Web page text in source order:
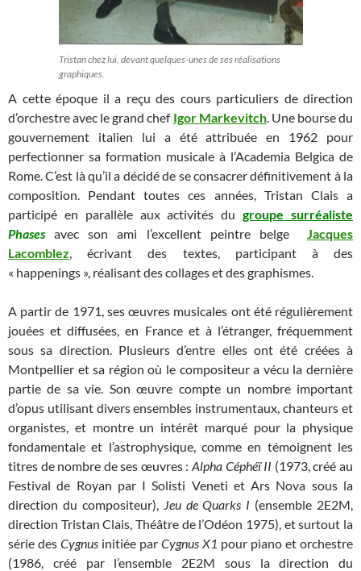
Tristan chez lui, devant quelques-unes de ses réalisations
graphiques.
A cette époque il a reçu des cours particuliers de direction
d’orchestre avec le grand chef Igor Markevitch. Une bourse du
gouvernement italien lui a été attribuée en 1962 pour
perfectionner sa formation musicale à l’Academia Belgica de
Rome. C’est là qu’il a décidé de se consacrer définitivement à la
composition. Pendant toutes ces années, Tristan Clais a
participé en parallèle aux activités dugroupe surréaliste
Phases avec son ami l’excellent peintre belge Jacques
Lacomblez, écrivant des textes, participant à des
« happenings », réalisant des collages et des graphismes.
A partir de 1971, ses œuvres musicales ont été régulièrement
jouées et diffusées, en France et à l’étranger, fréquemment
sous sa direction. Plusieurs d’entre elles ont été créées à
Montpellier et sa région où le compositeur a vécu la dernière
partie de sa vie. Son œuvre compte un nombre important
d’opus utilisant divers ensembles instrumentaux, chanteurs et
organistes, et montre un intérêt marqué pour la physique
fondamentale et l’astrophysique, comme en témoignent les
titres de nombre de ses œuvres :Alpha Céphéï II (1973, créé au
Festival de Royan par I Solisti Veneti et Ars Nova sous la
direction du compositeur), Jeu de Quarks I (ensemble 2E2M,
direction Tristan Clais, Théâtre de l’Odéon 1975), et surtout la
série des Cygnus initiée par Cygnus X1 pour piano et orchestre
(1986, créé par l’ensemble 2E2M sous la direction du